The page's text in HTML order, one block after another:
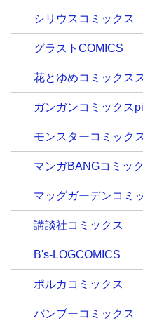
シリウスコミックス
グラストCOMICS
花とゆめコミックス
ガンガンコミックス
モンスターコミック
マンガBANGコミッ
マッグガーデンコミ
講談社コミックス
B's-LOGCOMICS
ポルカコミックス
バンブーコミックス